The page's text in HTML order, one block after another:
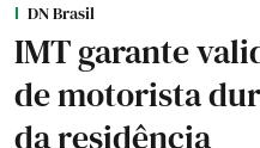
DN Brasil
IMT garante
de motorista
da residência